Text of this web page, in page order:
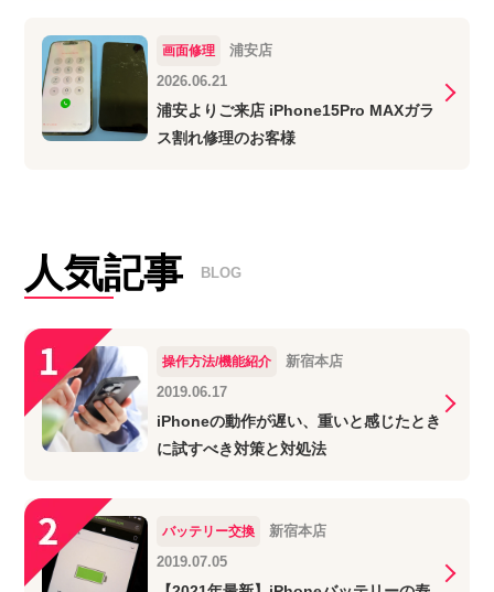
画面修理
浦安店
2026.06.21
浦安よりご来店 iPhone15Pro MAXガラ
ス割れ修理のお客様
人気記事 BLOG
操作方法/機能紹介
新宿本店
2019.06.17
iPhoneの動作が遅い、重いと感じたとき
に試すべき対策と対処法
バッテリー交換
新宿本店
2019.07.05